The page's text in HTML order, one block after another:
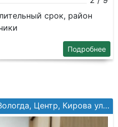
срок, район
Подробнее
Центр, Кирова ул, №38